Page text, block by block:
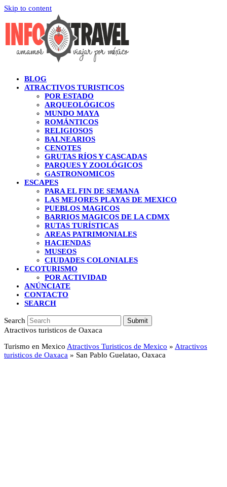
Skip to content
BLOG
ATRACTIVOS TURISTICOS
POR ESTADO
ARQUEOLÓGICOS
MUNDO MAYA
ROMÁNTICOS
RELIGIOSOS
BALNEARIOS
CENOTES
GRUTAS RÍOS Y CASCADAS
PARQUES Y ZOOLÓGICOS
GASTRONOMICOS
ESCAPES
PARA EL FIN DE SEMANA
LAS MEJORES PLAYAS DE MEXICO
PUEBLOS MAGICOS
BARRIOS MAGICOS DE LA CDMX
RUTAS TURÍSTICAS
AREAS PATRIMONIALES
HACIENDAS
MUSEOS
CIUDADES COLONIALES
ECOTURISMO
POR ACTIVIDAD
ANÚNCIATE
CONTACTO
SEARCH
Search Submit
Atractivos turisticos de Oaxaca
Turismo en Mexico Atractivos Turisticos de Mexico » Atractivos
turisticos de Oaxaca » San Pablo Guelatao, Oaxaca